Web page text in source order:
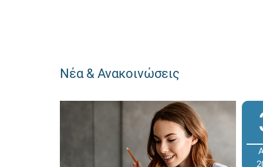
Νέα & Ανακοινώσεις